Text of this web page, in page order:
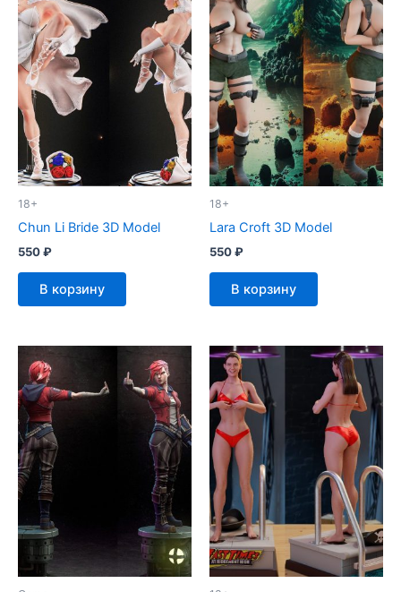
18+
Chun Li Bride 3D Model
550₽
В корзину
18+
Lara Croft 3D Model
550₽
В корзину